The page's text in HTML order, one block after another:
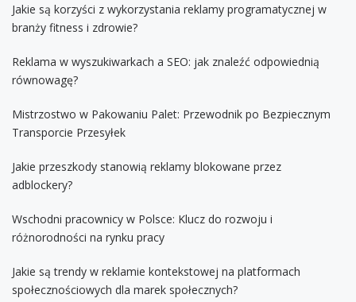
Jakie są korzyści z wykorzystania reklamy programatycznej w
branży fitness i zdrowie?
Reklama w wyszukiwarkach a SEO: jak znaleźć odpowiednią
równowagę?
Mistrzostwo w Pakowaniu Palet: Przewodnik po Bezpiecznym
Transporcie Przesyłek
Jakie przeszkody stanowią reklamy blokowane przez
adblockery?
Wschodni pracownicy w Polsce: Klucz do rozwoju i
różnorodności na rynku pracy
Jakie są trendy w reklamie kontekstowej na platformach
społecznościowych dla marek społecznych?